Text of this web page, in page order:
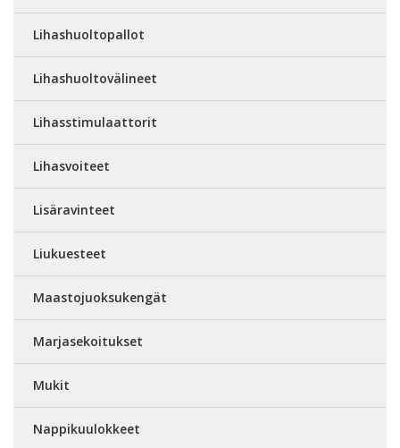
Lihashuoltopallot
Lihashuoltovälineet
Lihasstimulaattorit
Lihasvoiteet
Lisäravinteet
Liukuesteet
Maastojuoksukengät
Marjasekoitukset
Mukit
Nappikuulokkeet